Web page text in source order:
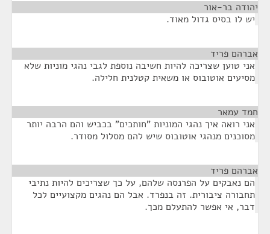
יהודה בר-אור
יש לו בסיס גדול מאוד.
אברהם פריד
אני טוען שצריכה להיות חשיבה נוספת לגבי נהגי מוניות שלא
מסיעים אוטובוס או משאית קטלנית חלילה.
חמד עמאר
אני רואה איך נהגי המוניות "חותכים" בכביש והם הרבה יותר
מסוכנים מנהגי אוטובוס שיש להם מסלול מסודר.
אברהם פריד
הם נאבקים על הפרנסה שלהם, על כך שצריכים להיות נתיבי
תחבורה ציבורית. זה בנפרד. אבל הם נהגים מקצועיים לכל
דבר, אי אפשר להתעלם מכך.